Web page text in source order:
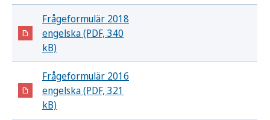
Frågeformulär 2018
engelska (PDF, 340
kB)
Frågeformulär 2016
engelska (PDF, 321
kB)